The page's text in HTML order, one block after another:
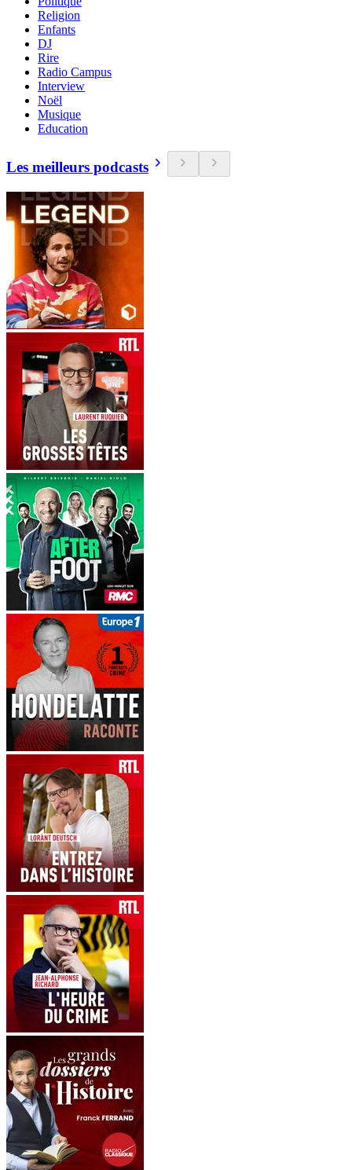
Religion
Enfants
DJ
Rire
Radio Campus
Interview
Noël
Musique
Education
Les meilleurs podcasts